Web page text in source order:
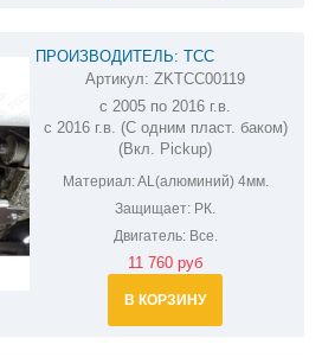
ПРОИЗВОДИТЕЛЬ: ТСС
ЗАЩИТА РК УАЗ PATRIOT ZKTCC00119
Артикул: ZKTCC00119
с 2005 по 2016 г.в.
с 2016 г.в. (С одним пласт. баком)
(Вкл. Pickup)
Материал:AL(алюминий) 4мм.
Защищает: РК.
Двигатель:Все.
11 760 руб
В КОРЗИНУ